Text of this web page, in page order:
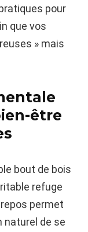
pour
que vos
» mais
être
bout de bois
refuge
permet
naturel de se